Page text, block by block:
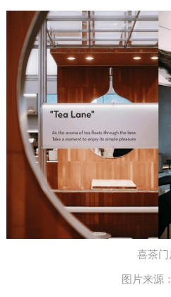
喜茶门
图片来源